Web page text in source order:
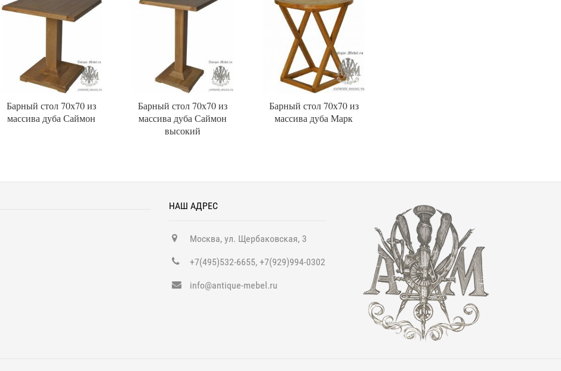
Барный стол 70х70 из
массива дуба Саймон
Барный стол 70х70 из
массива дуба Саймон
высокий
Барный стол 70х70 из
массива дуба Марк
НАШ АДРЕС
Москва, ул. Щербаковская, 3
+7(495)532-6655, +7(929)994-0302
info@antique-mebel.ru